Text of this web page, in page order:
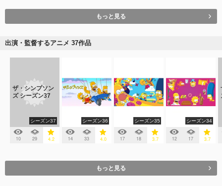
もっと見る
出演・監督するアニメ 37作品
ザ・シンプソン
ズ シーズン37
シーズン37
10 29 4.2
シーズン36
14 33 4.0
シーズン35
17 18 3.7
シーズン34
12 17 3.7
もっと見る